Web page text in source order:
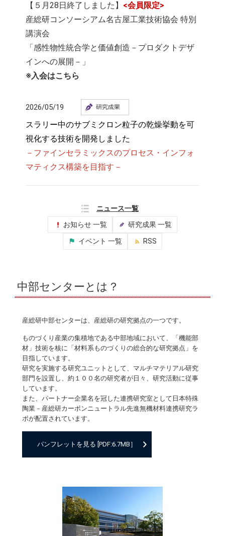
【５月28日終了しました】 <会員限定>
産総研コンソーシアム名古屋工業技術協会 特別
講演会
「感性物性統合学と価値創造－プロダクトデザ
インへの展開－」
※入会はこちら
2026/05/19
スラリー中のサブミクロン粒子の乾燥挙動を可
視化する技術を開発しました
－ファインセラミックスのプロセス・インフォ
マティクス構築を目指す－
ニュース一覧
お知らせ 一覧
研究成果 一覧
イベント 一覧 RSS
中部センターとは？
産総研中部センターは、産総研の研究拠点の一つです。
ものづくり産業の集積地である中部地域において、「機能部
材」技術を核に「材料系ものづくりの総合的な研究拠点」を
目指しています。
研究を実施する研究ユニットとして、マルチマテリアル研究
部門を設置し、約１００名の研究者が日々、研究活動に従事
しています。
また、パートナー企業名を冠した連携研究室として日本特殊
陶業－産総研カーボンニュートラル先進無機材料連携研究ラ
ボが配置されています。
パンフレットを見る [PDF:6.7MB］